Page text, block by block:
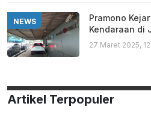
NEWS
Pramono
Kendaraan di
27 Maret 2025,
Artikel Terpopuler